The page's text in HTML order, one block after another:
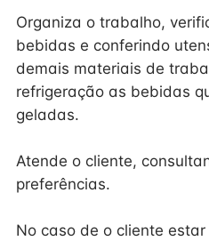
Organiza o trabalho,
bebidas e conferindo
demais materiais de
refrigeração as bebidas
geladas.
Atende o cliente,
preferências.
No caso de o cliente